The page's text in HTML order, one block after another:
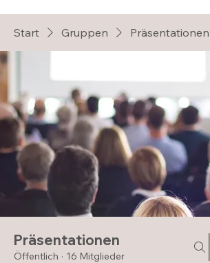
Start Gruppen Präsentationen
Präsentationen
Öffentlich · 16 Mitglieder